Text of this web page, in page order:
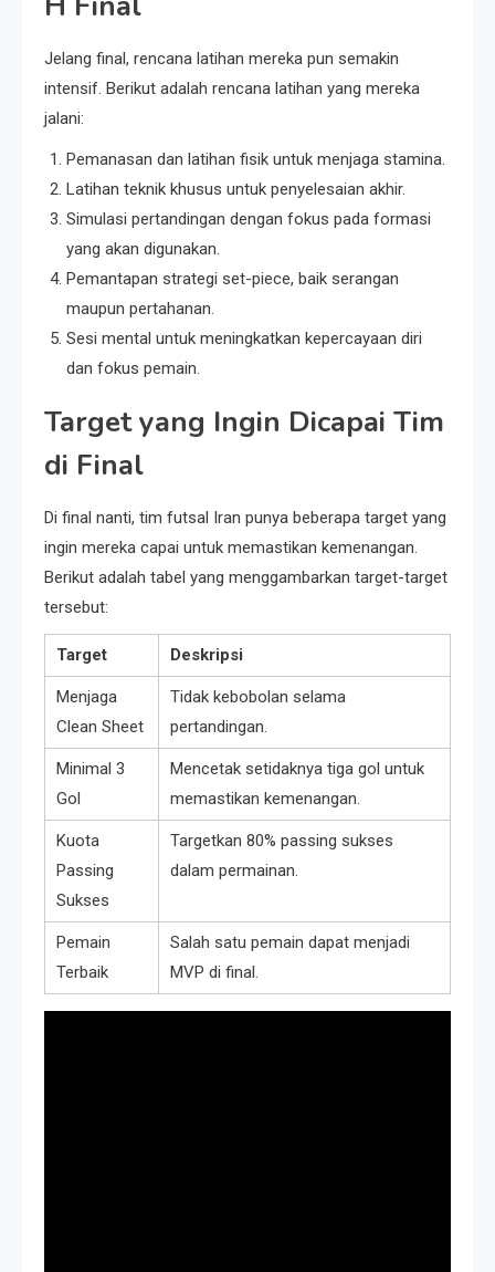
Jelang final, rencana latihan mereka pun semakin
intensif. Berikut adalah rencana latihan yang mereka
jalani:
Pemanasan dan latihan fisik untuk menjaga stamina.
Latihan teknik khusus untuk penyelesaian akhir.
Simulasi pertandingan dengan fokus pada formasi
yang akan digunakan.
Pemantapan strategi set-piece, baik serangan
maupun pertahanan.
Sesi mental untuk meningkatkan kepercayaan diri
dan fokus pemain.
Target yang Ingin Dicapai Tim
di Final
Di final nanti, tim futsal Iran punya beberapa target yang
ingin mereka capai untuk memastikan kemenangan.
Berikut adalah tabel yang menggambarkan target-target
tersebut:
Target Deskripsi
Menjaga
Clean Sheet
Tidak kebobolan selama
pertandingan.
Minimal 3
Gol
Mencetak setidaknya tiga gol untuk
memastikan kemenangan.
Kuota
Passing
Sukses
Targetkan 80% passing sukses
dalam permainan.
Pemain
Terbaik
Salah satu pemain dapat menjadi
MVP di final.